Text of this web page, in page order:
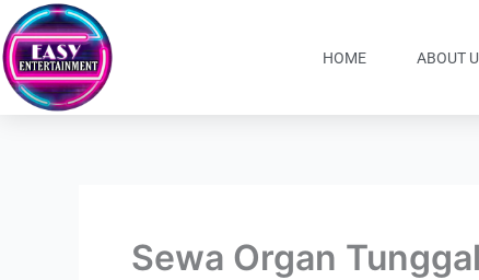
Lewati
ke
konten
HOME ABOUT
Sewa Organ